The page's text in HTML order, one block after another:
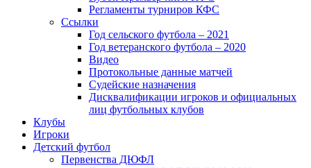
Регламенты турниров КФС
Ссылки
Год сельского футбола – 2021
Год ветеранского футбола – 2020
Видео
Протокольные данные матчей
Судейские назначения
Дисквалификации игроков и официальных
лиц футбольных клубов
Клубы
Игроки
Детский футбол
Первенства ДЮФЛ